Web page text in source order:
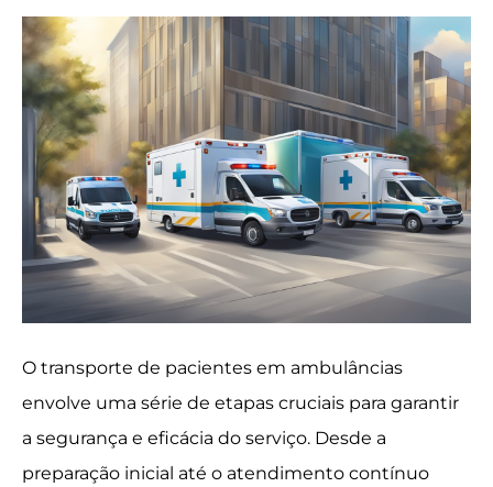
O transporte de pacientes em ambulâncias
envolve uma série de etapas cruciais para garantir
a segurança e eficácia do serviço. Desde a
preparação inicial até o atendimento contínuo